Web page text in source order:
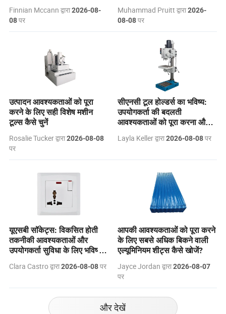
Finnian Mccann द्वारा2026-08-
08पर
Muhammad Pruitt द्वारा2026-
08-08पर
उत्पादन आवश्यकताओं को पूरा
करने के लिए सही विशेष मशीन
टूल्स कैसे चुनें
Rosalie Tucker द्वारा2026-08-08
पर
सीएनसी टूल होल्डर्स का भविष्य:
उपयोगकर्ता की बदलती
आवश्यकताओं को पूरा करना और
Layla Keller द्वारा2026-08-08पर
यूएसबी सॉकेट्स: विकसित होती
तकनीकी आवश्यकताओं और
उपयोगकर्ता सुविधा के लिए भविष्य
Clara Castro द्वारा2026-08-08पर
आपकी आवश्यकताओं को पूरा करने
के लिए सबसे अधिक बिकने वाली
एल्यूमिनियम शीट्स कैसे खोजें?
Jayce Jordan द्वारा2026-08-07
पर
और देखें